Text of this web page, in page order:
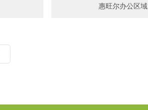
惠旺尔办公区域